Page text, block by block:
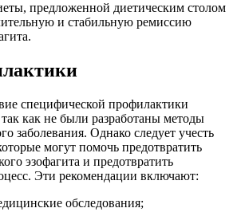
предложенной диетическим столом
и стабильную ремиссию
специфической профилактики
как не были разработаны методы
заболевания. Однако следует учесть
могут помочь предотвратить
эзофагита и предотвратить
Эти рекомендации включают:
обследования;